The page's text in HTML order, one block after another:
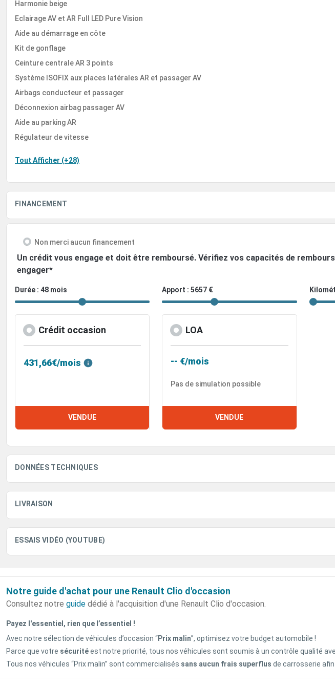
Harmonie beige
Eclairage AV et AR Full LED Pure Vision
Aide au démarrage en côte
Kit de gonflage
Ceinture centrale AR 3 points
Système ISOFIX aux places latérales AR et passager AV
Airbags conducteur et passager
Déconnexion airbag passager AV
Aide au parking AR
Régulateur de vitesse
Tout Afficher (+28)
FINANCEMENT
Non merci aucun financement
Un crédit vous engage et doit être remboursé. Vérifiez vos capacités de
engager*
Durée : 48 mois Apport : 5657 €
Crédit occasion
431,66€/mois
VENDUE
LOA
-- €/mois
Pas de simulation possible
VENDUE
DONNÉES TECHNIQUES
LIVRAISON
ESSAIS VIDÉO (YOUTUBE)
Notre guide d'achat pour une Renault Clio d'occasion
Consultez notre guide dédié à l'acquisition d'une Renault Clio d'occasion.
Payez l'essentiel, rien que l’essentiel !
Avec notre sélection de véhicules d’occasion “Prix malin”, optimisez votre budget automobile !
Parce que votre sécuritéest notre priorité, tous nos véhicules sont soumis à un contrôle qualité
Tous nos véhicules “Prix malin” sont commercialisés sans aucun frais superflus de carrosserie